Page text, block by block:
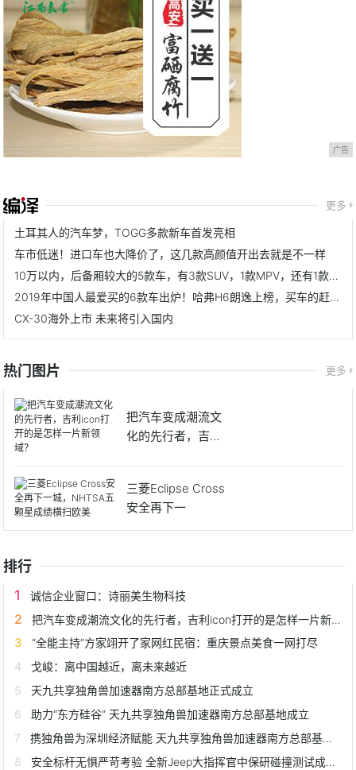
广告
更多
土耳其人的汽车梦，TOGG多款新车首发亮相
车市低迷！进口车也大降价了，这几款高颜值开出去就是不一样
10万以内，后备厢较大的5款车，有3款SUV，1款MPV，还有1款跨界车
2019年中国人最爱买的6款车出炉！哈弗H6朗逸上榜，买车的赶紧看
CX-30海外上市 未来将引入国内
热门图片 更多
把汽车变成潮流文
化的先行者，吉利ic
三菱Eclipse Cross
安全再下一
排行
诚信企业窗口：诗丽美生物科技
把汽车变成潮流文化的先行者，吉利icon打开的是怎样一片新领域？
“全能主持”方家翊开了家网红民宿：重庆景点美食一网打尽
戈峻：离中国越近，离未来越近
天九共享独角兽加速器南方总部基地正式成立
助力“东方硅谷” 天九共享独角兽加速器南方总部基地成立
携独角兽为深圳经济赋能 天九共享独角兽加速器南方总部基地落成
安全标杆无惧严苛考验 全新Jeep大指挥官中保研碰撞测试成绩公布